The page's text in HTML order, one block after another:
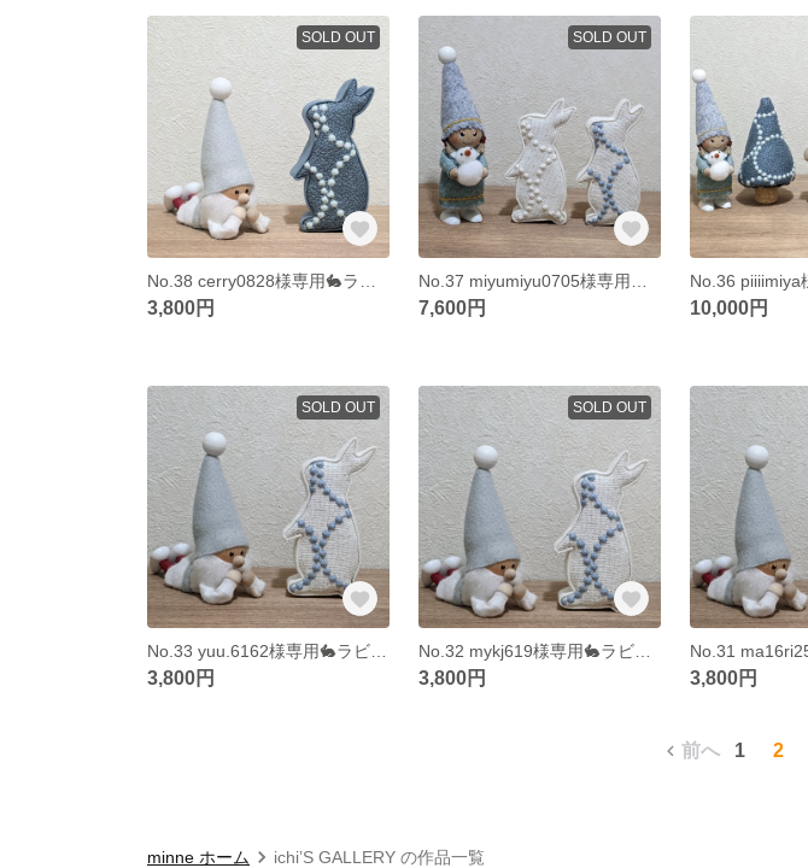
SOLD OUT
3,800円
SOLD OUT
7,600円 10,000円
SOLD OUT
3,800円
SOLD OUT
No.32 mykj619様専用🐇ラビタン
3,800円 3,800円
前へ 1 2
minne ホーム ichi’S GALLERY の作品一覧